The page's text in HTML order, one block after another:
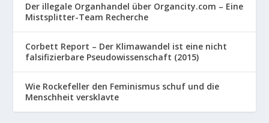
Der illegale Organhandel über Organcity.com – Eine
Mistsplitter-Team Recherche
Corbett Report – Der Klimawandel ist eine nicht
falsifizierbare Pseudowissenschaft (2015)
Wie Rockefeller den Feminismus schuf und die
Menschheit versklavte